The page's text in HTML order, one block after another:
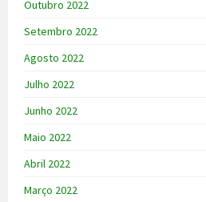
Outubro 2022
Setembro 2022
Agosto 2022
Julho 2022
Junho 2022
Maio 2022
Abril 2022
Março 2022